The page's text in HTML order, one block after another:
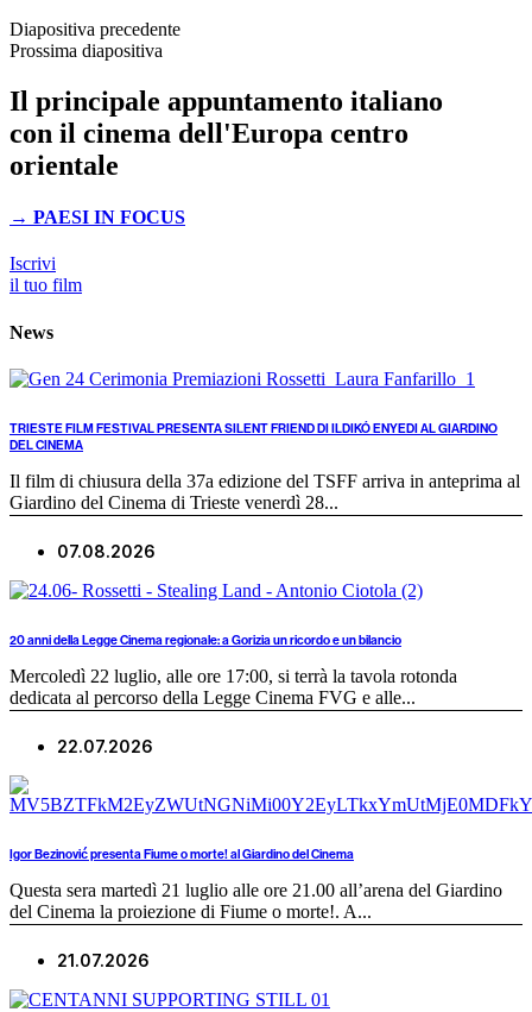
Diapositiva precedente
Prossima diapositiva
Il principale appuntamento italiano
con il cinema dell'Europa centro
orientale
→ PAESI IN FOCUS
Iscrivi
il tuo film
News
TRIESTE FILM FESTIVAL PRESENTA SILENT FRIEND DI ILDIKÓ ENYEDI AL GIARDINO
DEL CINEMA
Il film di chiusura della 37a edizione del TSFF arriva in anteprima al
Giardino del Cinema di Trieste venerdì 28...
07.08.2026
20 anni della Legge Cinema regionale: a Gorizia un ricordo e un bilancio
Mercoledì 22 luglio, alle ore 17:00, si terrà la tavola rotonda
dedicata al percorso della Legge Cinema FVG e alle...
22.07.2026
Igor Bezinović presenta Fiume o morte! al Giardino del Cinema
Questa sera martedì 21 luglio alle ore 21.00 all’arena del Giardino
del Cinema la proiezione di Fiume o morte!. A...
21.07.2026